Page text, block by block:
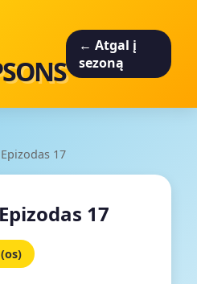
← Atgal į
sezoną
Epizodas 17
17